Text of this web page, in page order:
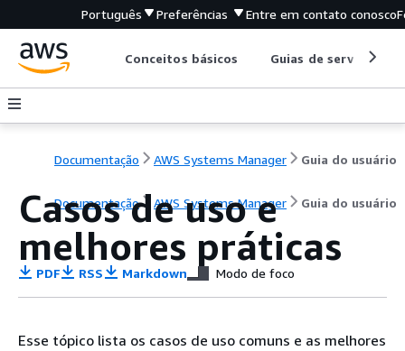
Português Preferências Entre em contato conosco
Conceitos básicos Guias de serviço
Documentação AWS Systems Manager Guia do usuário
Documentação AWS Systems Manager Guia do usuário
Casos de uso e
melhores práticas
PDF RSS Markdown Modo de foco
Esse tópico lista os casos de uso comuns e as melhores